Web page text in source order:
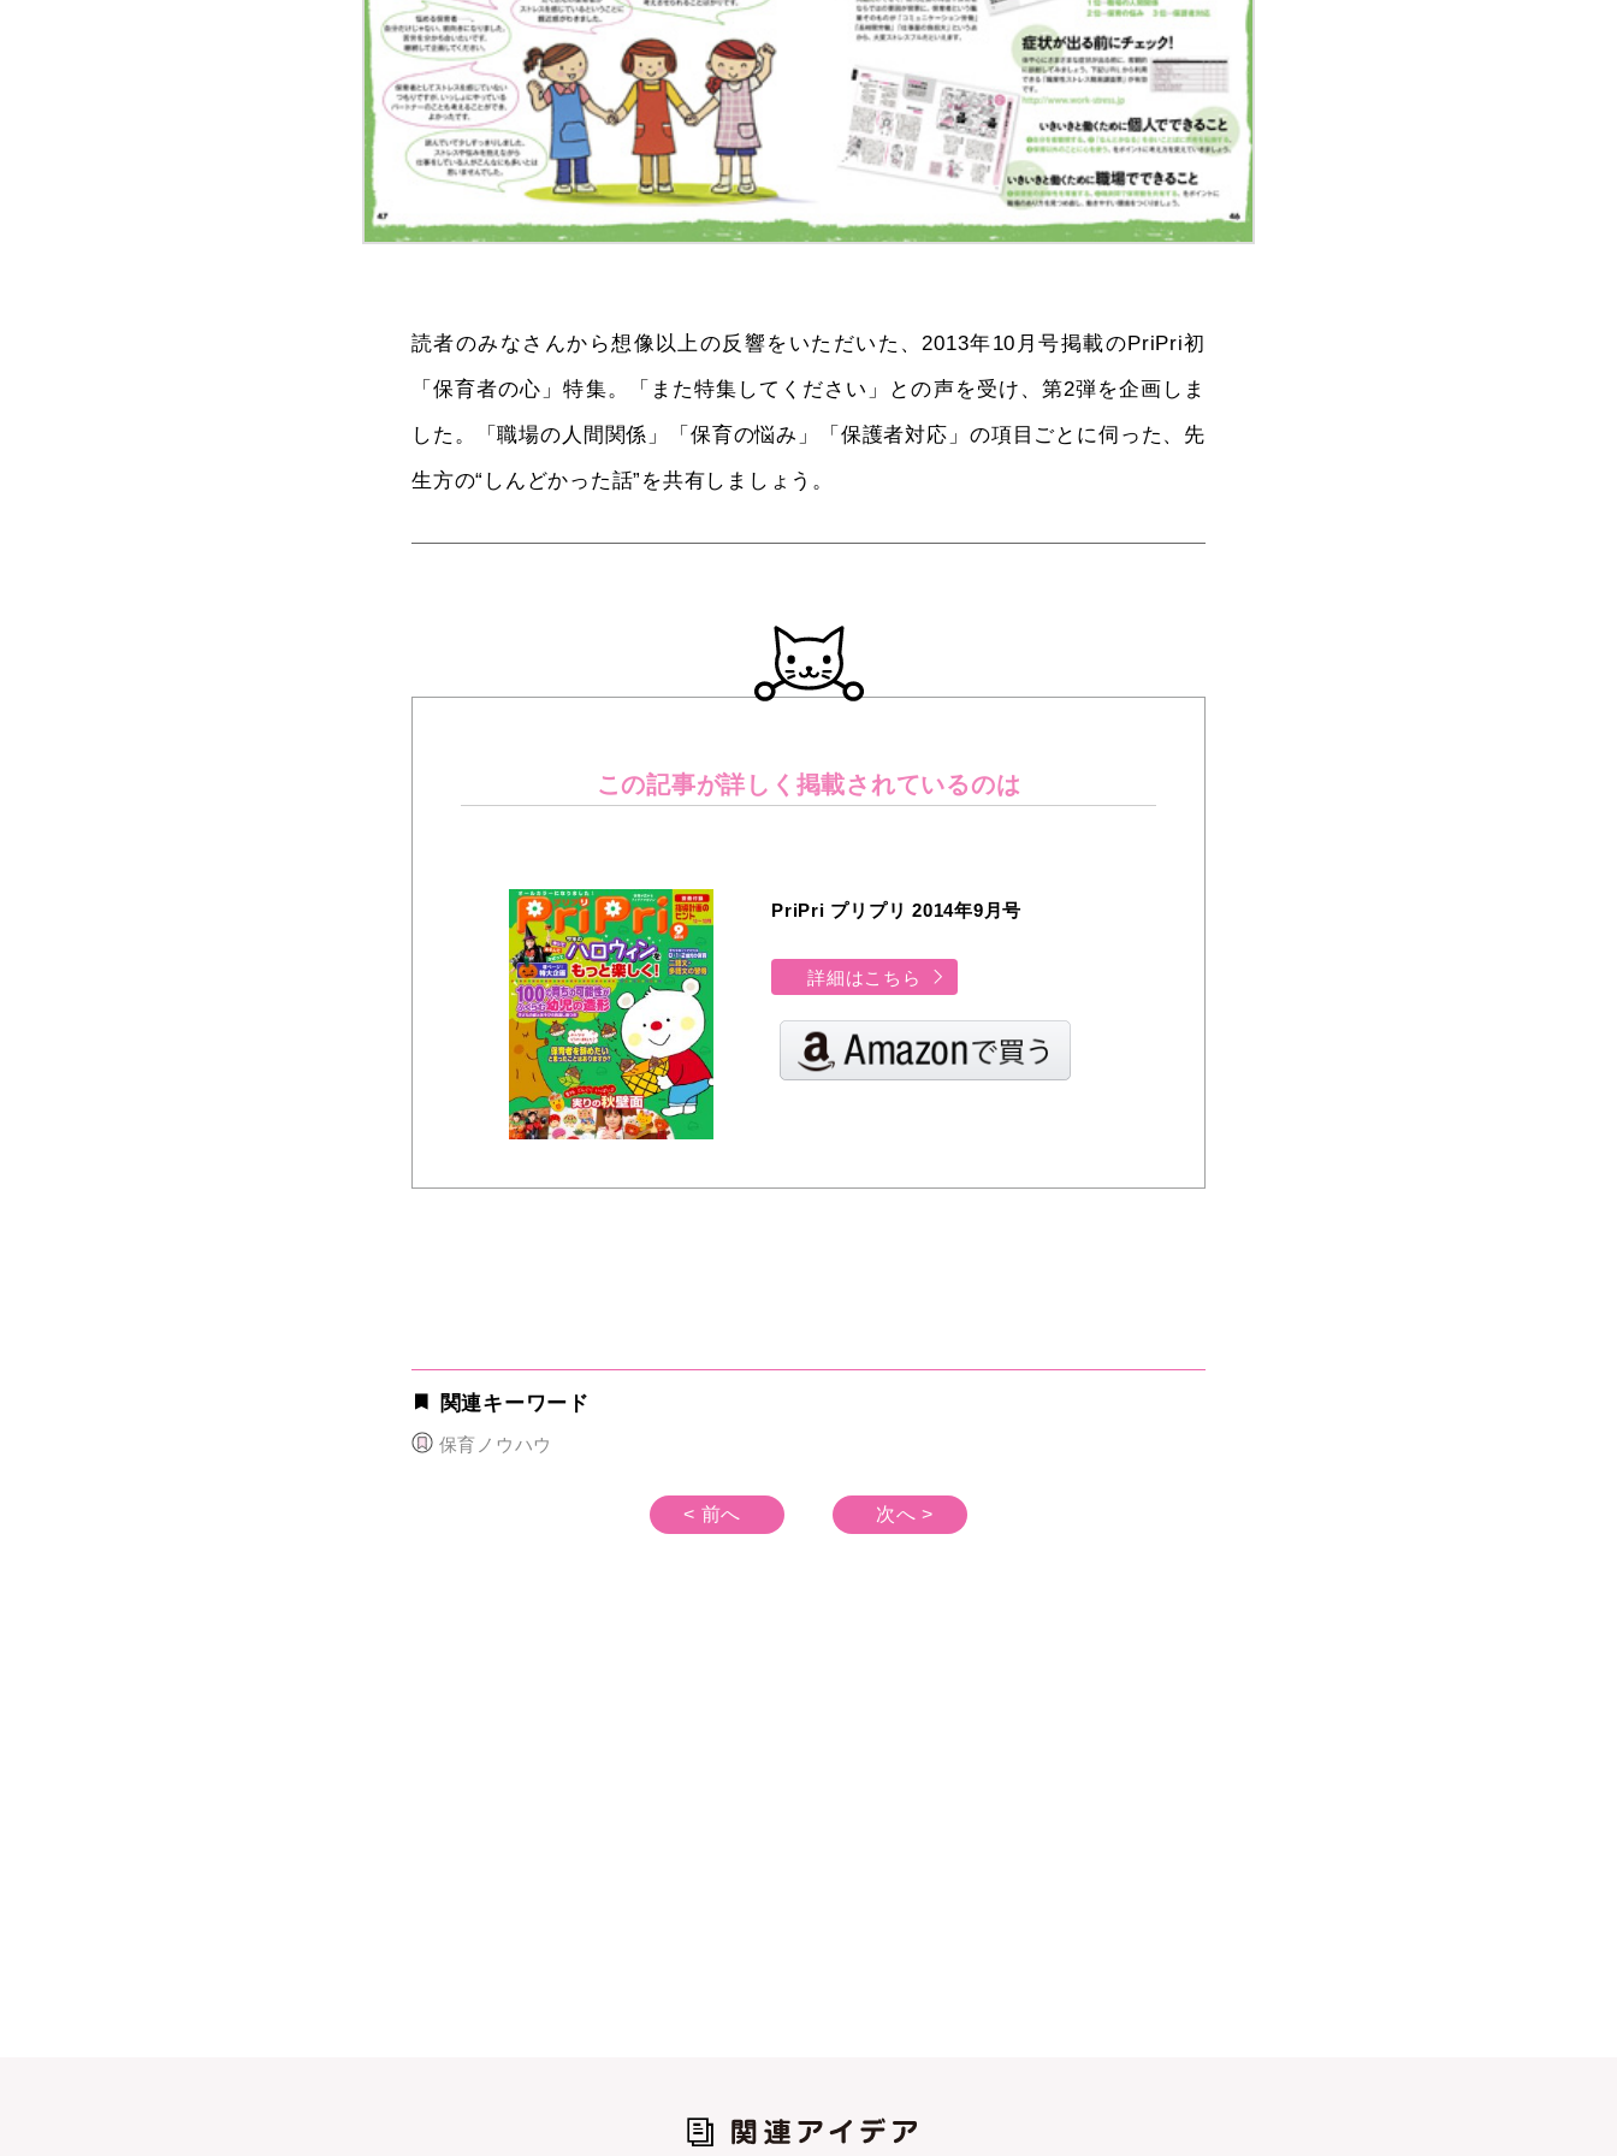
読者のみなさんから想像以上の反響をいただいた、2013年10月号掲載のPriPri初
「保育者の心」特集。「また特集してください」との声を受け、第2弾を企画しま
した。「職場の人間関係」「保育の悩み」「保護者対応」の項目ごとに伺った、先
生方の“しんどかった話”を共有しましょう。
この記事が詳しく 掲載されているのは
PriPri プリプリ 2014年9月号
詳細はこちら
関連キーワード
保育ノウハウ
< 前へ 次へ >